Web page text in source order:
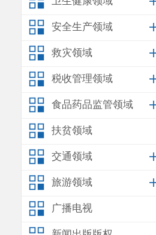
安全生产领域
救灾领域
税收管理领域
食品药品监管领域
扶贫领域
交通领域
旅游领域
广播电视